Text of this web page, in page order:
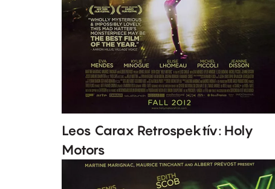
Leos Carax Retrospektív: Holy
Motors